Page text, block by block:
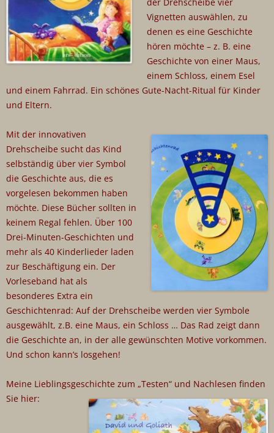
Vignetten auswählen, zu
denen es eine Geschichte
hören möchte – z. B. eine
Geschichte von einer Maus,
einem Schloss, einem Esel
und einem Fahrrad. Ein schönes Gute-Nacht-Ritual für Kinder
und Eltern.
Mit der innovativen
Drehscheibe sucht das Kind
selbständig über vier Symbol
die Geschichte aus, die es
vorgelesen bekommen haben
möchte. Diese Bücher sollten in
keinem Regal fehlen. Über 100
Drei-Minuten-Geschichten und
mehr als 40 Kinderlieder laden
zur Beschäftigung ein. Der
Vorleseband hat als
besonderes Extra ein
Geschichtenrad: Auf der Drehscheibe werden vier Symbole
ausgewählt, z.B. eine Maus, ein Schloss … Das Rad zeigt dann
die Geschichte an, in der alle gewünschten Motive vorkommen.
Und schon kann’s losgehen!
Meine Lieblingsgeschichte zum „Testen“ und Nachlesen finden
Sie hier: